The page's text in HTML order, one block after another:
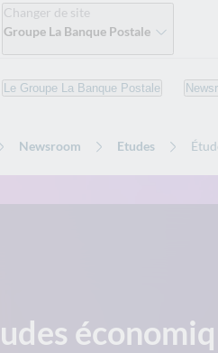
Changer de site
Groupe La Banque Postale
Le Groupe La Banque Postale
Newsroom Etudes